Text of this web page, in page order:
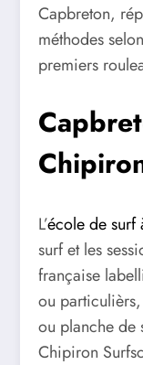
Capbreton,
méthodes
premiers
L’école de surf
surf et les
française
ou particulièrs,
ou planche de
Chipiron